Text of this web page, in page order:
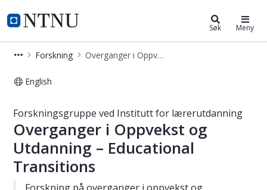
NTNU Hjemmeside
Institutt for lærerutdanningSøk Meny
Forskning Overganger i Oppvekst og Utdanning
English
Forskningsgruppe ved Institutt for lærerutdanning
Overganger i Oppvekst og
Utdanning – Educational
Transitions